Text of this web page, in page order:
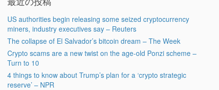
US authorities begin releasing some seized cryptocurrency
miners, industry executives say – Reuters
The collapse of El Salvador’s bitcoin dream – The Week
Crypto scams are a new twist on the age-old Ponzi scheme –
Turn to 10
4 things to know about Trump’s plan for a ‘crypto strategic
reserve’ – NPR